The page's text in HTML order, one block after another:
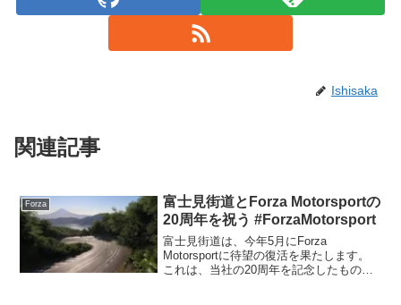
Ishisaka
関連記事
Forza
富士見街道とForza Motorsportの
20周年を祝う #ForzaMotorsport
富士見街道は、今年5月にForza
Motorsportに待望の復活を果たします。
これは、当社の20周年を記念したもので